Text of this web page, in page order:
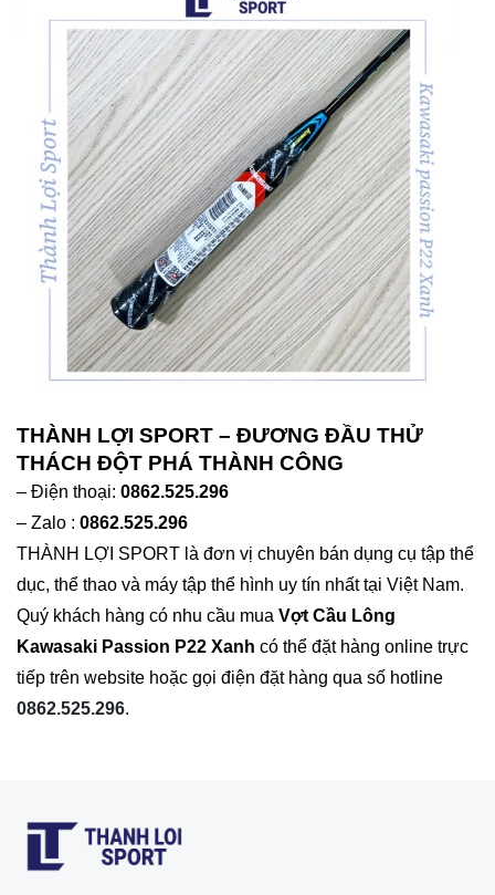
THÀNH LỢI SPORT – ĐƯƠNG ĐẦU THỬ
THÁCH ĐỘT PHÁ THÀNH CÔNG
– Điện thoại: 0862.525.296
– Zalo : 0862.525.296
THÀNH LỢI SPORT là đơn vị chuyên bán dụng cụ tập thể
dục, thể thao và máy tập thể hình uy tín nhất tại Việt Nam.
Quý khách hàng có nhu cầu mua Vợt Cầu Lông
Kawasaki Passion P22 Xanh có thể đặt hàng online trực
tiếp trên website hoặc gọi điện đặt hàng qua số hotline
0862.525.296.